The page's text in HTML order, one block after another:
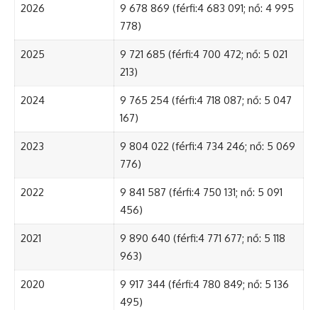
2026
9 678 869 (férfi:4 683 091; nő: 4 995
778)
2025
9 721 685 (férfi:4 700 472; nő: 5 021
213)
2024
9 765 254 (férfi:4 718 087; nő: 5 047
167)
2023
9 804 022 (férfi:4 734 246; nő: 5 069
776)
2022
9 841 587 (férfi:4 750 131; nő: 5 091
456)
2021
9 890 640 (férfi:4 771 677; nő: 5 118
963)
2020
9 917 344 (férfi:4 780 849; nő: 5 136
495)